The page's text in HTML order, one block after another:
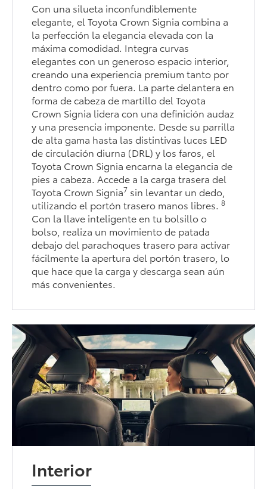
Con una silueta inconfundiblemente
elegante, el Toyota Crown Signia combina a
la perfección la elegancia elevada con la
máxima comodidad. Integra curvas
elegantes con un generoso espacio interior,
creando una experiencia premium tanto por
dentro como por fuera. La parte delantera en
forma de cabeza de martillo del Toyota
Crown Signia lidera con una definición audaz
y una presencia imponente. Desde su parrilla
de alta gama hasta las distintivas luces LED
de circulación diurna (DRL) y los faros, el
Toyota Crown Signia encarna la elegancia de
pies a cabeza. Accede a la carga trasera del
Toyota Crown Signia7 sin levantar un dedo,
utilizando el portón trasero manos libres.8
Con la llave inteligente en tu bolsillo o
bolso, realiza un movimiento de patada
debajo del parachoques trasero para activar
fácilmente la apertura del portón trasero, lo
que hace que la carga y descarga sean aún
más convenientes.
Interior